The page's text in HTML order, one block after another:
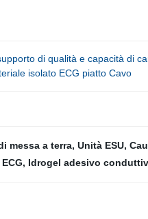
di qualità e capacità di
isolato ECG piatto Cavo
messa a terra, Unità ESU,
, Idrogel adesivo